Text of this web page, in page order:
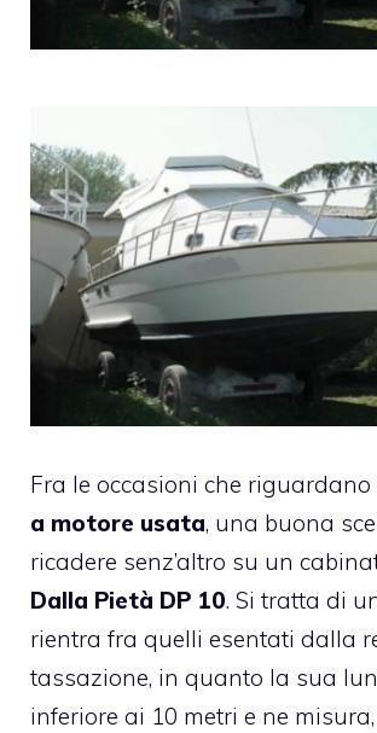
Fra le occasioni che riguardano
a motore usata, una buona
ricadere senz’altro su un
Dalla Pietà DP 10. Si tratta di
rientra fra quelli esentati dalla
tassazione, in quanto la sua
inferiore ai 10 metri e ne misura,